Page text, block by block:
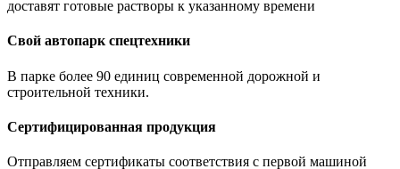
доставят готовые растворы к указанному времени
Свой автопарк спецтехники
В парке более 90 единиц современной дорожной и
строительной техники.
Сертифицированная продукция
Отправляем сертификаты соответствия с первой машиной